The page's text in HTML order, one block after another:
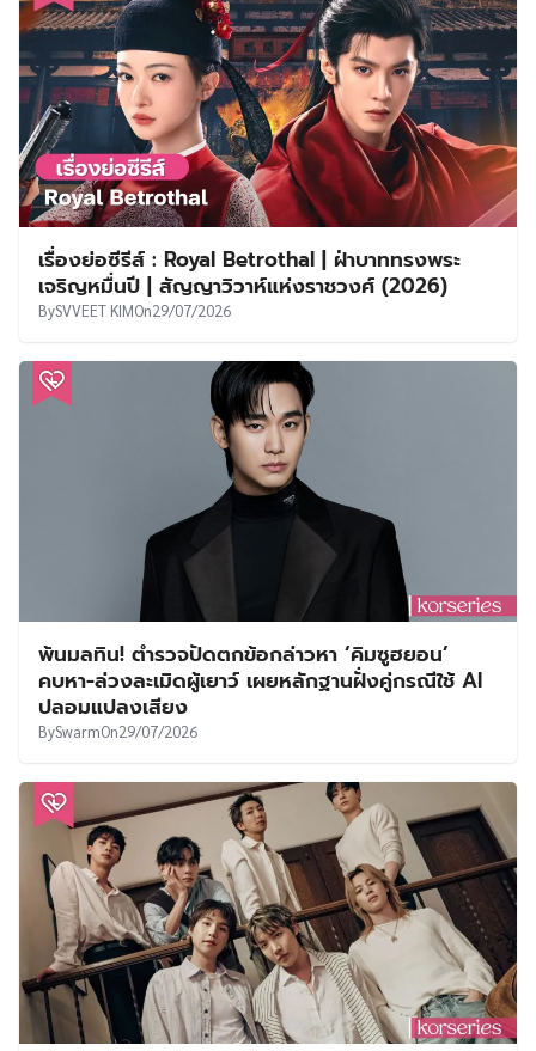
เรื่องย่อซีรีส์ : Royal Betrothal | ฝ่าบาททรงพระ
เจริญหมื่นปี | สัญญาวิวาห์แห่งราชวงศ์ (2026)
BySVVEET KIMOn29/07/2026
พ้นมลทิน! ตำรวจปัดตกข้อกล่าวหา ‘คิมซูฮยอน’
คบหา-ล่วงละเมิดผู้เยาว์ เผยหลักฐานฝั่งคู่กรณีใช้ AI
ปลอมแปลงเสียง
BySwarmOn29/07/2026